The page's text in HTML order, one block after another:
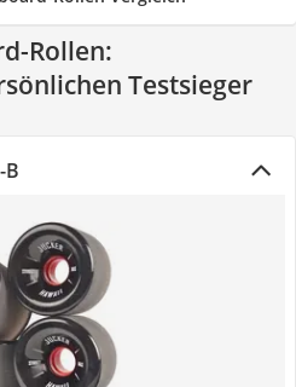
Rollen:
Testsieger
B